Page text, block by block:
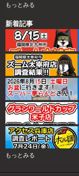
もっとみる
新着記事
もっとみる